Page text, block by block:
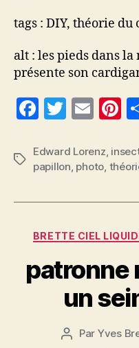
tags : DIY, théorie
alt : les pieds dans
présente son
F
c
e
b
o
k
T
itt
er
E
ai
l
t
Étiquettes
Edward Lorenz,
papillon, photo,
BRETTE CIEL
patronne
un
Auteur
Par Yves